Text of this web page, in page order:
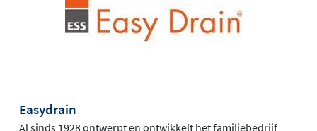
Easydrain
Al sinds 1928 ontwerpt en ontwikkelt het familiebedrijf